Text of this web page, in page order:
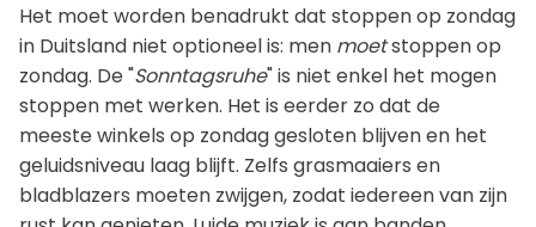
Het moet worden benadrukt dat stoppen op zondag
in Duitsland niet optioneel is: men moetstoppen op
zondag. De "Sonntagsruhe" is niet enkel het mogen
stoppen met werken. Het is eerder zo dat de
meeste winkels op zondag gesloten blijven en het
geluidsniveau laag blijft. Zelfs grasmaaiers en
bladblazers moeten zwijgen, zodat iedereen van zijn